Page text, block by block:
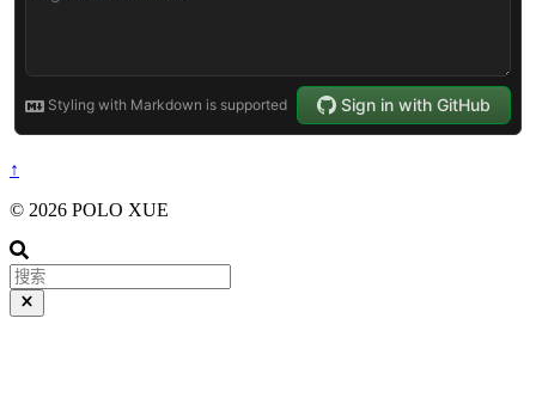
↑
© 2026 POLO XUE